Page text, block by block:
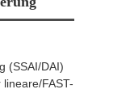
(SSAI/DAI)
FAST-